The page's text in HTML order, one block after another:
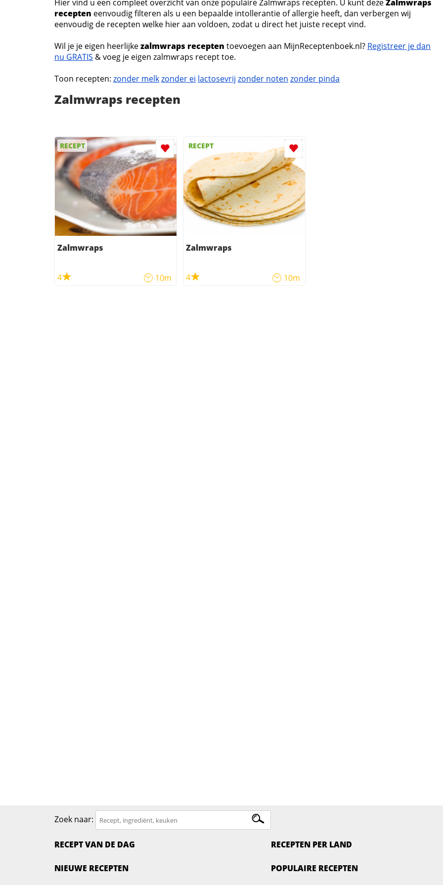
Hier vind u een compleet overzicht van onze populaire Zalmwraps recepten. U kunt dezeZalmwraps
recepten eenvoudig filteren als u een bepaalde intollerantie of allergie heeft, dan verbergen wij
eenvoudig de recepten welke hier aan voldoen, zodat u direct het juiste recept vind.
Wil je je eigen heerlijkezalmwraps recepten toevoegen aan MijnReceptenboek.nl? Registreer je dan
nu GRATIS & voeg je eigen zalmwraps recept toe.
Toon recepten: zonder melkzonder ei lactosevrij zonder noten zonder pinda
Zalmwraps recepten
RECEPT
Zalmwraps
4 10m
RECEPT
Zalmwraps
4 10m
Zoek naar:
RECEPT VAN DE DAG
NIEUWE RECEPTEN
RECEPTEN PER LAND
POPULAIRE RECEPTEN